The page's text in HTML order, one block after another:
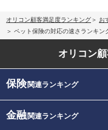
オリコン顧客満足度ランキング お
ペット保険の対応の速さランキン
オリコン
保険関連ランキング
金融関連ランキング